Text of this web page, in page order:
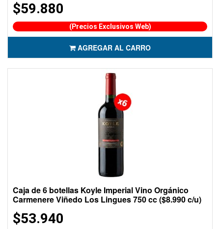
$59.880
(Precios Exclusivos Web)
AGREGAR AL CARRO
Caja de 6 botellas Koyle Imperial Vino Orgánico
Carmenere Viñedo Los Lingues 750 cc ($8.990 c/u)
$53.940